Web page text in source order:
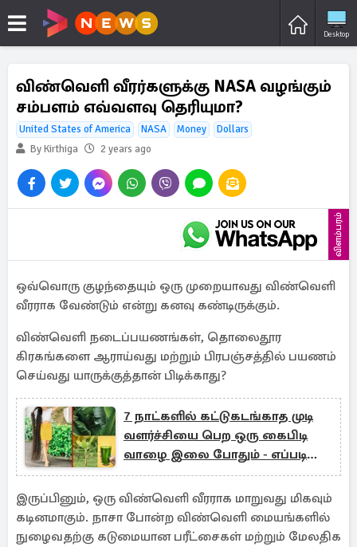
Desktop
விண்வெளி வீரர்களுக்கு NASA வழங்கும்
சம்பளம் எவ்வளவு தெரியுமா?
United States of America NASA Money
Dollars
By Kirthiga
2 years ago
விளம்பரம்
ஒவ்வொரு குழந்தையும் ஒரு முறையாவது விண்வெளி
வீரராக வேண்டும் என்று கனவு கண்டிருக்கும்.
விண்வெளி நடைப்பயணங்கள், தொலைதூர
கிரகங்களை ஆராய்வது மற்றும் பிரபஞ்சத்தில் பயணம்
செய்வது யாருக்குத்தான் பிடிக்காது?
7 நாட்களில் கட்டுகடங்காத முடி
வளர்ச்சியை பெற ஒரு கைபிடி
வாழை இலை போதும் - எப்படி
தெரியுமா?
இருப்பினும், ஒரு விண்வெளி வீரராக மாறுவது மிகவும்
கடினமாகும். நாசா போன்ற விண்வெளி மையங்களில்
நுழைவதற்கு கடுமையான பரீட்சைகள் மற்றும் மேலதிக